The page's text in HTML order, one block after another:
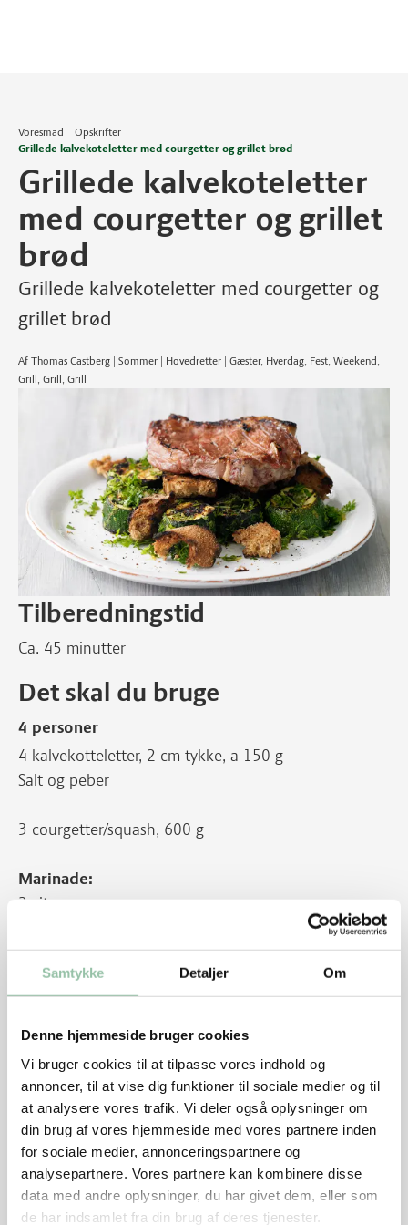
Samtykke Detaljer Om
Denne hjemmeside bruger cookies
Vi bruger cookies til at tilpasse vores indhold og
annoncer, til at vise dig funktioner til sociale medier og til
at analysere vores trafik. Vi deler også oplysninger om
din brug af vores hjemmeside med vores partnere inden
for sociale medier, annonceringspartnere og
analysepartnere. Vores partnere kan kombinere disse
data med andre oplysninger, du har givet dem, eller som
de har indsamlet fra din brug af deres tjenester.
Voresmad
Opskrifter
Grillede kalvekoteletter med courgetter og grillet brød
Grillede kalvekoteletter
med courgetter og grillet
brød
Grillede kalvekoteletter med courgetter og
grillet brød
Af Thomas Castberg | Sommer | Hovedretter | Gæster, Hverdag, Fest, Weekend,
Grill, Grill, Grill
Tilberedningstid
Ca. 45 minutter
Det skal du bruge
4 personer
4 kalvekotteletter, 2 cm tykke, a 150 g
Salt og peber
3 courgetter/squash, 600 g
Marinade:
2 citroner
15 hele peberkorn
1 bundt kørvel
6 skiver groft brød, 240 g
Tænd op i grillen mindst ½ time før brug.
Sådan gør du